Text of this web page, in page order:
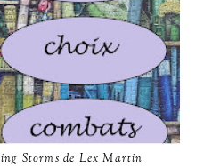
Storms de Lex Martin